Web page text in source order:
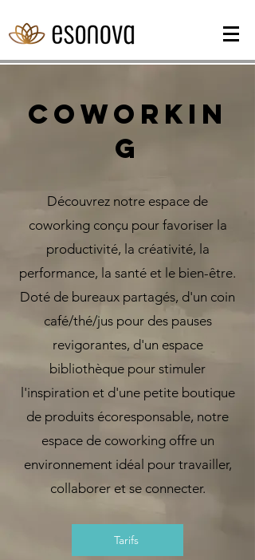
Coworkin
g
Découvrez notre espace de
coworking conçu pour favoriser la
productivité, la créativité, la
performance, la santé et le bien-être.
Doté de bureaux partagés, d'un coin
café/thé/jus pour des pauses
revigorantes, d'un espace
bibliothèque pour stimuler
l'inspiration et d'une petite boutique
de produits écoresponsable, notre
espace de coworking offre un
environnement idéal pour travailler,
collaborer et se connecter.
Tarifs